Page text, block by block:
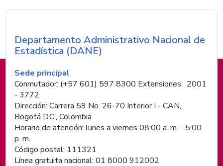
Información de pie de página
Nombre de la entidad
Departamento Administrativo Nacional de
Estadística (DANE)
Sede principal
Conmutador: (+57 601) 597 8300 Extensiones: 2001
- 3772
Dirección: Carrera 59 No. 26-70 Interior I - CAN,
Bogotá D.C., Colombia
Horario de atención: lunes a viernes 08:00 a. m. - 5:00
p. m.
Código postal: 111321
Línea gratuita nacional: 01 8000 912002